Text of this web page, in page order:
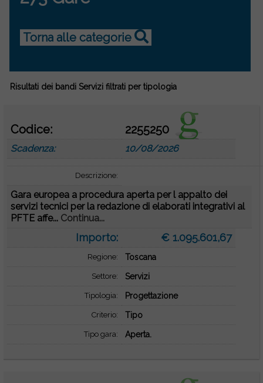
Torna alle categorie
Risultati dei bandi Servizi filtrati per tipologia
Codice: 2255250
Scadenza: 10/08/2026
Descrizione:
Gara europea a procedura aperta per l appalto dei
servizi tecnici per la redazione di elaborati integrativi al
PFTE affe... Continua...
Importo: € 1.095.601,67
Regione: Toscana
Settore: Servizi
Tipologia: Progettazione
Criterio: Tipo
Tipo gara: Aperta.